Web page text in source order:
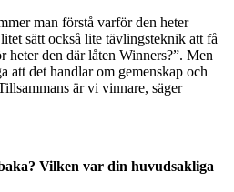
man förstå varför den heter
sätt också lite tävlingsteknik att få
heter den där låten Winners?”. Men
att det handlar om gemenskap och
är vi vinnare, säger
Vilken var din huvudsakliga